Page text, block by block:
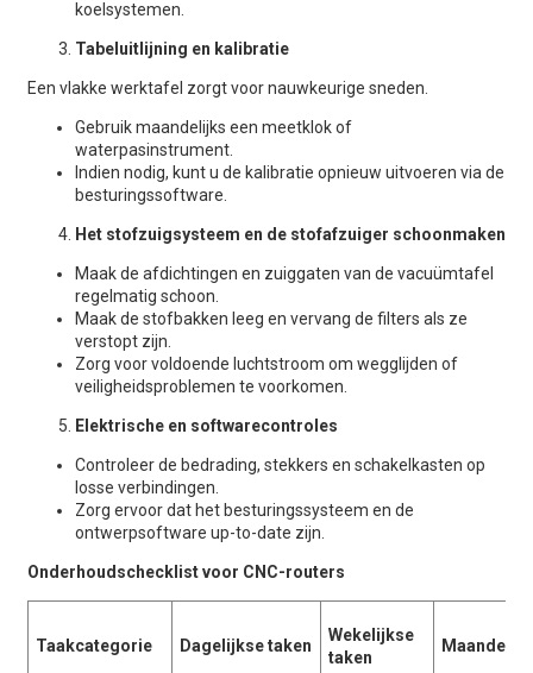
koelsystemen.
Tabeluitlijning en kalibratie
Een vlakke werktafel zorgt voor nauwkeurige sneden.
Gebruik maandelijks een meetklok of
waterpasinstrument.
Indien nodig, kunt u de kalibratie opnieuw uitvoeren via de
besturingssoftware.
Het stofzuigsysteem en de stofafzuiger schoonmaken
Maak de afdichtingen en zuiggaten van de vacuümtafel
regelmatig schoon.
Maak de stofbakken leeg en vervang de filters als ze
verstopt zijn.
Zorg voor voldoende luchtstroom om wegglijden of
veiligheidsproblemen te voorkomen.
Elektrische en softwarecontroles
Controleer de bedrading, stekkers en schakelkasten op
losse verbindingen.
Zorg ervoor dat het besturingssysteem en de
ontwerpsoftware up-to-date zijn.
Onderhoudschecklist voor CNC-routers
Taakcategorie Dagelijkse taken
Wekelijkse
taken